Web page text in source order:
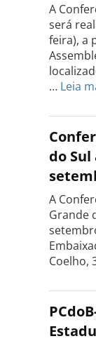
A
será
feira), a
… Leia
do
A
Grande
Coelho,